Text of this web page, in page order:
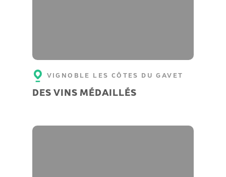
VIGNOBLE LES CÔTES DU GAVET
DES VINS MÉDAILLÉS